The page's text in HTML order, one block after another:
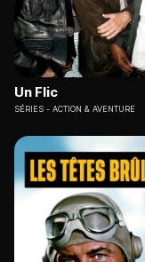
Un Flic
SÉRIES ACTION & AVENTURE